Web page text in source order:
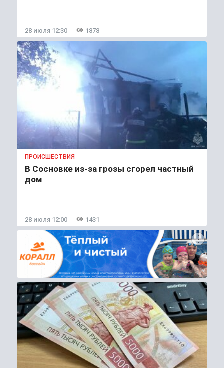
28 июля 12:30 1878
ПРОИСШЕСТВИЯ
В Сосновке из-за грозы сгорел частный
дом
28 июля 12:00 1431